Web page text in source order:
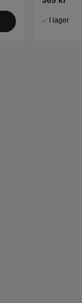
I lager